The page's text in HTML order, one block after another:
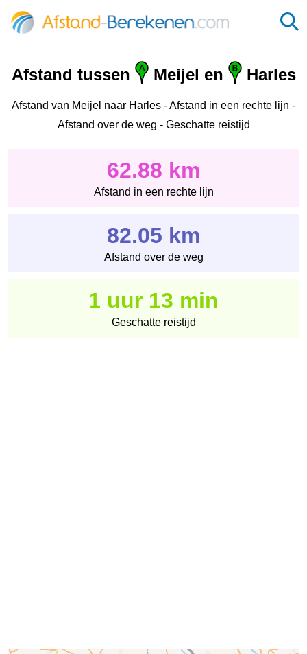
Afstand tussen Meijel en Harles
Afstand van Meijel naar Harles - Afstand in een rechte lijn -
Afstand over de weg - Geschatte reistijd
62.88 km
Afstand in een rechte lijn
82.05 km
Afstand over de weg
1 uur 13 min
Geschatte reistijd